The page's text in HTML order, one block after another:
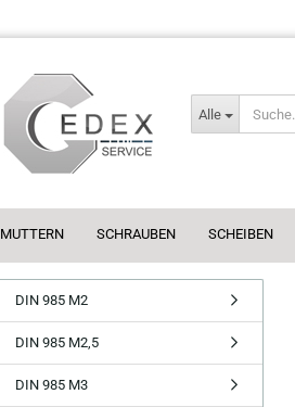
Alle
MUTTERN SCHRAUBEN SCHEIBEN
DIN 985 M2
DIN 985 M2,5
DIN 985 M3